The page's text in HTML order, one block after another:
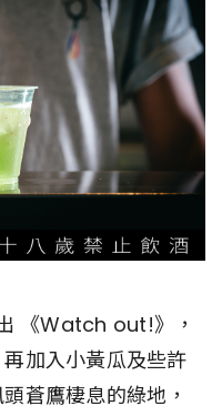
《Watch out!》，
加入小黃瓜及些許
蒼鷹棲息的綠地，